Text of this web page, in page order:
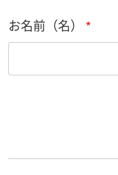
お名前（名）